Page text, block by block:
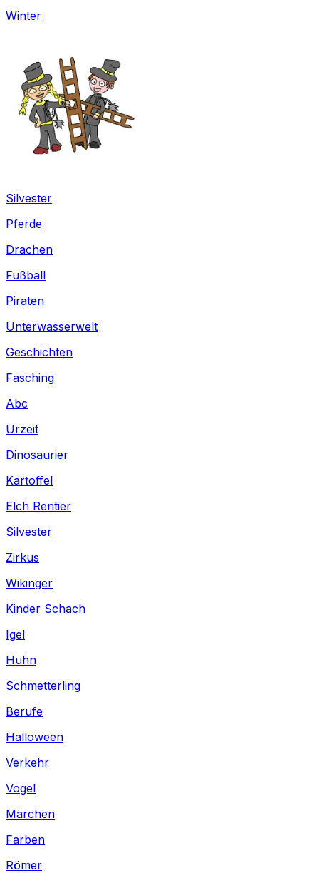
Winter
Silvester
Pferde
Drachen
Fußball
Piraten
Unterwasserwelt
Geschichten
Fasching
Abc
Urzeit
Dinosaurier
Kartoffel
Elch Rentier
Silvester
Zirkus
Wikinger
Kinder Schach
Igel
Huhn
Schmetterling
Berufe
Halloween
Verkehr
Vogel
Märchen
Farben
Römer